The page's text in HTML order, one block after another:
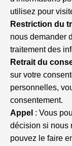
utilisez pour
Restriction du
nous demander
traitement des
Retrait du
sur votre
personnelles,
consentement.
Appel : Vous
décision si nous
pouvez le faire